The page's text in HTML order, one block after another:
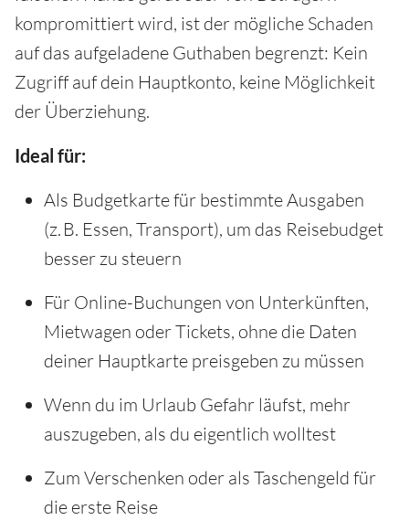
kompromittiert wird, ist der mögliche Schaden
auf das aufgeladene Guthaben begrenzt: Kein
Zugriff auf dein Hauptkonto, keine Möglichkeit
der Überziehung.
Ideal für:
Als Budgetkarte für bestimmte Ausgaben
(z. B. Essen, Transport), um das Reisebudget
besser zu steuern
Für Online-Buchungen von Unterkünften,
Mietwagen oder Tickets, ohne die Daten
deiner Hauptkarte preisgeben zu müssen
Wenn du im Urlaub Gefahr läufst, mehr
auszugeben, als du eigentlich wolltest
Zum Verschenken oder als Taschengeld für
die erste Reise